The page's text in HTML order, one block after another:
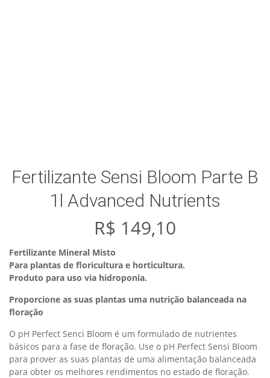
Fertilizante Sensi Bloom Parte B
1l Advanced Nutrients
R$ 149,10
Fertilizante Mineral Misto
Para plantas de floricultura e horticultura.
Produto para uso via hidroponia.
Proporcione as suas plantas uma nutrição balanceada na
floração
O pH Perfect Senci Bloom é um formulado de nutrientes
básicos para a fase de floração. Use o pH Perfect Sensi Bloom
para prover as suas plantas de uma alimentação balanceada
para obter os melhores rendimentos no estado de floração.